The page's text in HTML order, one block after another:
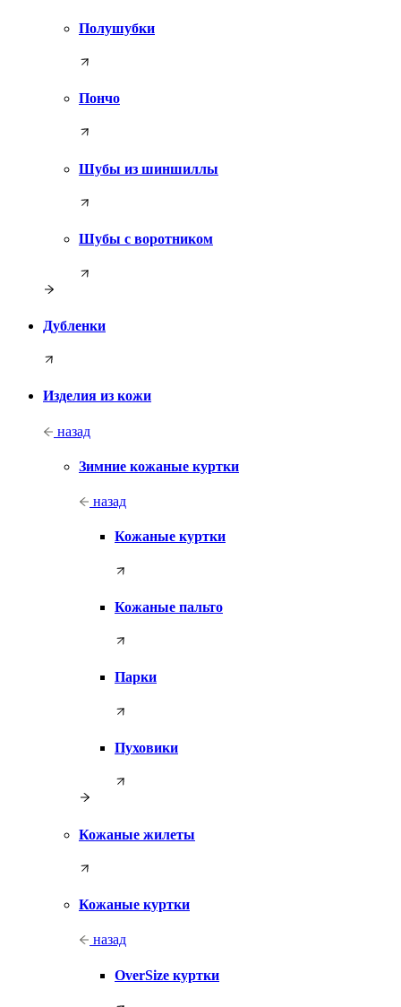
Полушубки
Пончо
Шубы из шиншиллы
Шубы с воротником
Дубленки
Изделия из кожи
назад
Зимние кожаные куртки
назад
Кожаные куртки
Кожаные пальто
Парки
Пуховики
Кожаные жилеты
Кожаные куртки
назад
OverSize куртки